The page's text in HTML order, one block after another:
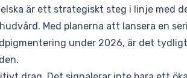
är ett strategiskt steg i linje med
Med planerna att lansera en
under 2026, är det